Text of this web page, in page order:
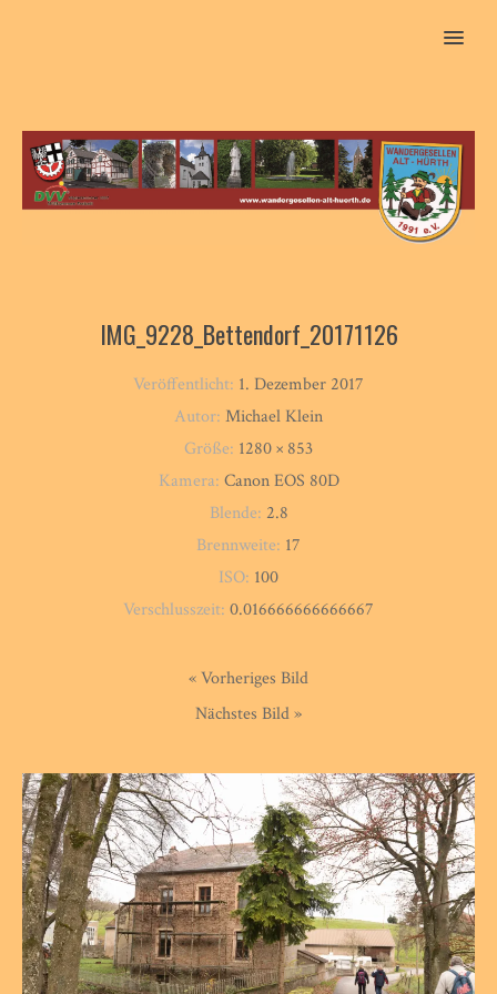
MENU
IMG_9228_Bettendorf_20171126
Veröffentlicht: 1. Dezember 2017
Autor: Michael Klein
Größe: 1280 × 853
Kamera: Canon EOS 80D
Blende: 2.8
Brennweite: 17
ISO: 100
Verschlusszeit: 0.016666666666667
« Vorheriges Bild
Nächstes Bild »